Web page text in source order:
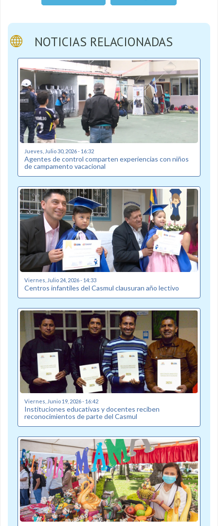
NOTICIAS RELACIONADAS
Jueves, Julio 30, 2026 - 16:32
Agentes de control comparten experiencias con niños
de campamento vacacional
Viernes, Julio 24, 2026 - 14:33
Centros infantiles del Casmul clausuran año lectivo
Viernes, Junio 19, 2026 - 16:42
Instituciones educativas y docentes reciben
reconocimientos de parte del Casmul